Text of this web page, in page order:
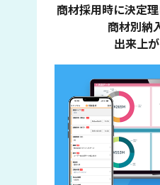
商材採用時に決定
商材別納
出来上が